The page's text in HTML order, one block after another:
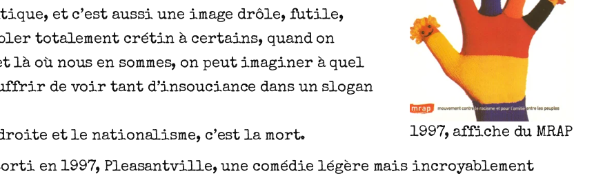
1997, affiche du MRAP
et c’est aussi une image drôle, futile,
totalement crétin à certains, quand on
où nous en sommes, on peut imaginer à quel
de voir tant d’insouciance dans un slogan
et le nationalisme, c’est la mort.
en 1997, Pleasantville, une comédie légère mais incroyablement